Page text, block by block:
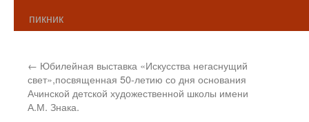
пикник
← Юбилейная выставка «Искусства негаснущий
свет»,посвященная 50-летию со дня основания
Ачинской детской художественной школы имени
А.М. Знака.